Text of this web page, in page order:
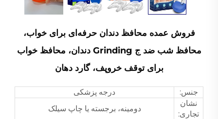
فروش عمده محافظ دندان حرفه‌ای برای خواب،
محافظ شب ضد ج Grinding دندان، محافظ خواب
برای توقف خروپف، گارد دهان
جنس:
درجه پزشکی
نشان
تجاری:
دومینه، برجسته یا چاپ سیلک